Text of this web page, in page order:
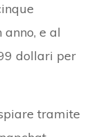
e al
dollari per
tramite